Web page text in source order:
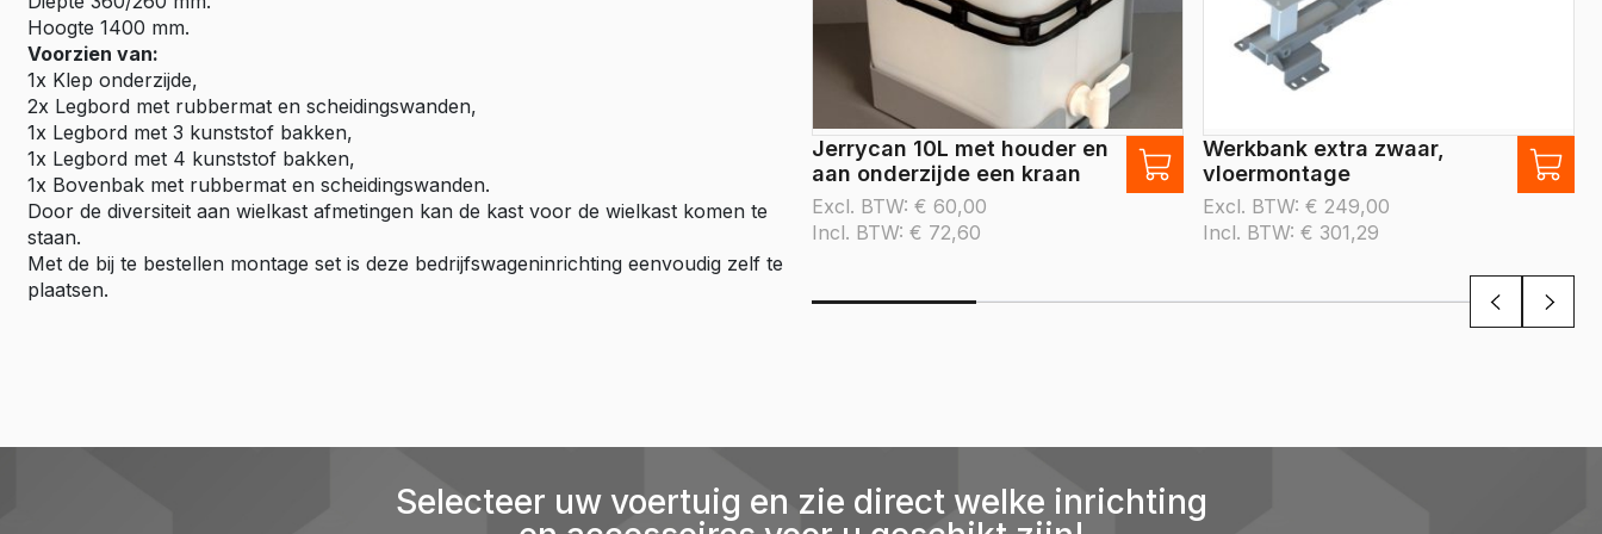
Hoogte 1400 mm.
Voorzien van:
1x Klep onderzijde,
2x Legbord met rubbermat en scheidingswanden,
1x Legbord met 3 kunststof bakken,
1x Legbord met 4 kunststof bakken,
1x Bovenbak met rubbermat en scheidingswanden.
Door de diversiteit aan wielkast afmetingen kan de kast voor de wielkast komen te
staan.
Met de bij te bestellen montage set is deze bedrijfswageninrichting eenvoudig zelf te
plaatsen.
Jerrycan 10L met houder en
aan onderzijde een kraan
Excl. BTW: € 60,00
Incl. BTW: € 72,60
Werkbank extra zwaar,
vloermontage
Excl. BTW: € 249,00
Incl. BTW: € 301,29
Selecteer uw voertuig en zie direct welke inrichting